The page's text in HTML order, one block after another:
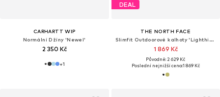
CARHARTT WIP
Normální Džíny 'Newel'
2 350 Kč
+1
DEAL
THE NORTH FACE
Slimfit Outdoorové kalhoty 'Lighthing'
1 869 Kč
Původně: 2 629 Kč
Poslední nejnižší cena:1 869 Kč